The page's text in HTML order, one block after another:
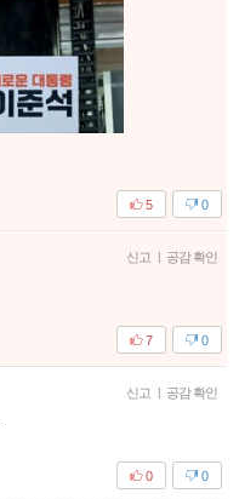
0
5
신고 | 공감 확인
0
7
신고 | 공감 확인
0
0